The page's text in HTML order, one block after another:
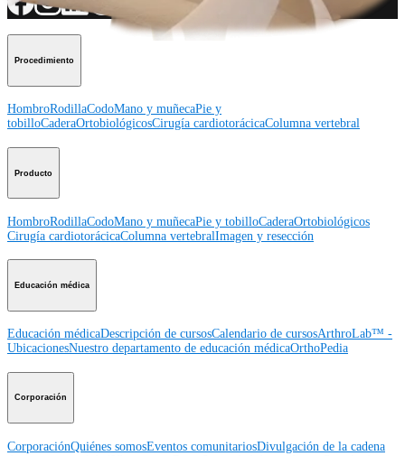
Procedimiento
HombroRodillaCodoMano y muñecaPie y
tobilloCaderaOrtobiológicosCirugía cardiotorácicaColumna vertebral
Producto
HombroRodillaCodoMano y muñecaPie y tobilloCaderaOrtobiológicos
Cirugía cardiotorácicaColumna vertebralImagen y resección
Educación médica
Educación médicaDescripción de cursosCalendario de cursosArthroLab™ -
UbicacionesNuestro departamento de educación médicaOrthoPedia
Corporación
CorporaciónQuiénes somosEventos comunitariosDivulgación de la cadena